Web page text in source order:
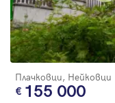
Плачковци, Нейковци
155 000